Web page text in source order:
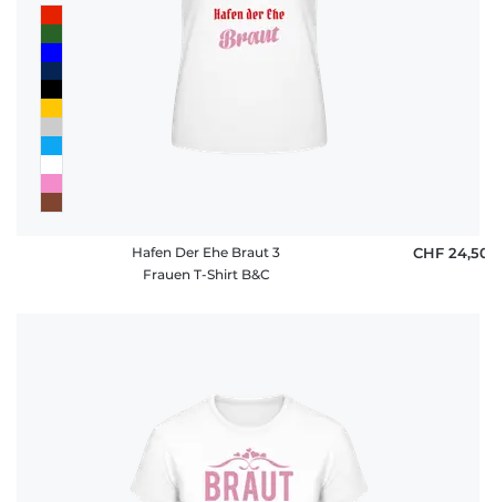
Hafen Der Ehe Braut 3
Frauen T-Shirt B&C
CHF 24,50